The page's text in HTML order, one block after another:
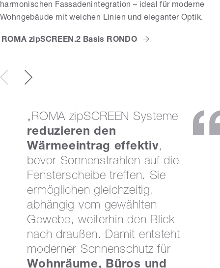
harmonischen Fassadenintegration – ideal für moderne
Wohngebäude mit weichen Linien und eleganter Optik.
ROMA zipSCREEN.2 Basis RONDO
„ROMA zipSCREEN Systeme
reduzieren den
Wärmeeintrag effektiv,
bevor Sonnenstrahlen auf die
Fensterscheibe treffen. Sie
ermöglichen gleichzeitig,
abhängig vom gewählten
Gewebe, weiterhin den Blick
nach draußen. Damit entsteht
moderner Sonnenschutz für
Wohnräume, Büros und